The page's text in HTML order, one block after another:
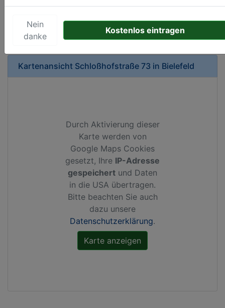
Ihr Unternehmen anbietet und womit Sie sich von
Kartenansicht Schloßhofstraße 73 in Bielefeld
Durch Aktivierung dieser
Karte werden von
Google Maps Cookies
gesetzt, Ihre IP-Adresse
gespeichert und Daten
in die USA übertragen.
Bitte beachten Sie auch
dazu unsere
Datenschutzerklärung.
Nein
danke
Kostenlos eintragen